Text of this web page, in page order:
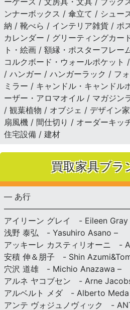
ンナーボックス / 傘立て / シュー
納 / 靴べら / インテリア雑貨 / ポ
カレンダー / グリーティングカー
ト・絵画 / 額縁・ポスターフレ
コルクボード・ウォールポケット
/ ハンガー / ハンガーラック / フ
ミラー / キャンドル・キャンドル
ーザー・アロマオイル / マガジン
/ 観葉植物 / オブジェ / デザイン
扇風機 / 間仕切り / オーダーキッ
住宅設備 / 建材
買取家具ブラ
— あ行
アイリーン グレイ - Eileen Gray
浅野 泰弘 - Yasuhiro Asano –
アッキーレ カスティリオーニ -
安積 伸＆朋子 - Shin
穴沢 道雄 - Michio Anazawa –
アルネ ヤコブセン - Arne
アルベルト メダ - Alberto Meda
アンテ ヴォジュノヴィック -